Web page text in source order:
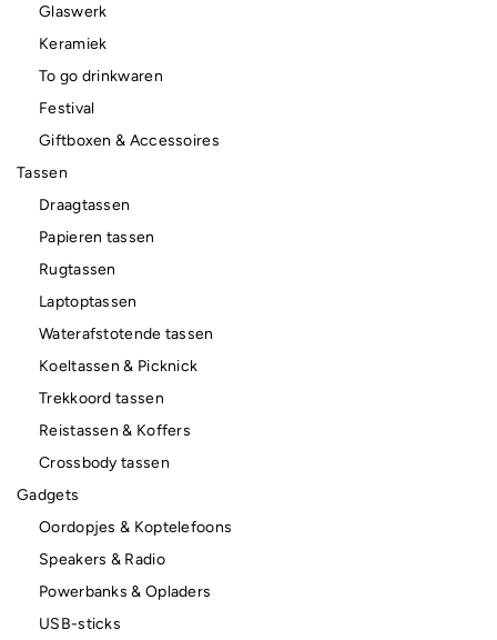
Glaswerk
Keramiek
To go drinkwaren
Festival
Giftboxen & Accessoires
Tassen
Draagtassen
Papieren tassen
Rugtassen
Laptoptassen
Waterafstotende tassen
Koeltassen & Picknick
Trekkoord tassen
Reistassen & Koffers
Crossbody tassen
Gadgets
Oordopjes & Koptelefoons
Speakers & Radio
Powerbanks & Opladers
USB-sticks